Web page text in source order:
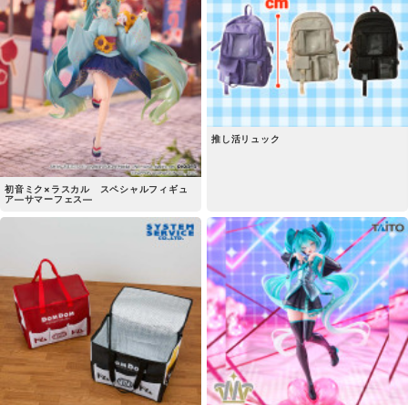
初音ミク×ラスカル スペシャルフィギュ
ア―サマーフェス―
推し活リュック